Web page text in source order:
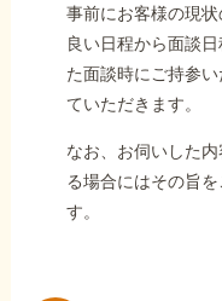
事前にお客様の現
良い日程から面談
た面談時にご持参
ていただきます。
なお、お伺いした
る場合にはその旨
す。